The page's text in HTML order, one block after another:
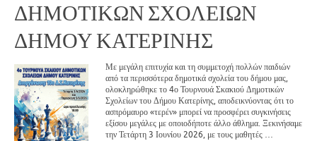
ΔΗΜΟΤΙΚΩΝ ΣΧΟΛΕΙΩΝ
ΔΗΜΟΥ ΚΑΤΕΡΙΝΗΣ
Με μεγάλη επιτυχία και τη συμμετοχή πολλών παιδιών
από τα περισσότερα δημοτικά σχολεία του δήμου μας,
ολοκληρώθηκε το 4ο Τουρνουά Σκακιού Δημοτικών
Σχολείων του Δήμου Κατερίνης, αποδεικνύοντας ότι το
ασπρόμαυρο «τερέν» μπορεί να προσφέρει συγκινήσεις
εξίσου μεγάλες με οποιοδήποτε άλλο άθλημα. Ξεκινήσαμε
την Τετάρτη 3 Ιουνίου 2026, με τους μαθητές …